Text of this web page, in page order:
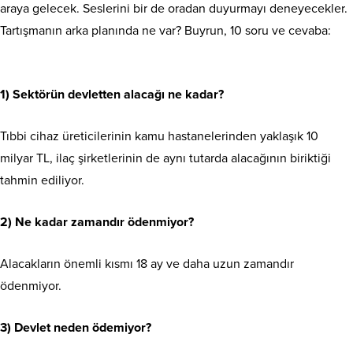
araya gelecek. Seslerini bir de oradan duyurmayı deneyecekler.
Tartışmanın arka planında ne var? Buyrun, 10 soru ve cevaba:
1) Sektörün devletten alacağı ne kadar?
Tıbbi cihaz üreticilerinin kamu hastanelerinden yaklaşık 10
milyar TL, ilaç şirketlerinin de aynı tutarda alacağının biriktiği
tahmin ediliyor.
2) Ne kadar zamandır ödenmiyor?
Alacakların önemli kısmı 18 ay ve daha uzun zamandır
ödenmiyor.
3) Devlet neden ödemiyor?